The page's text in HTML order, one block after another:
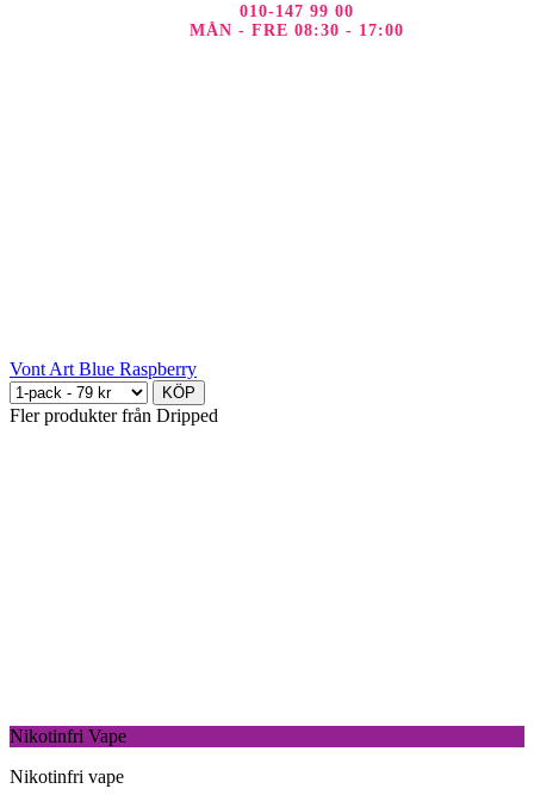
010-147 99 00
MÅN - FRE 08:30 - 17:00
Vont Art Blue Raspberry
KÖP
Fler produkter från Dripped
Nikotinfri Vape
Nikotinfri vape